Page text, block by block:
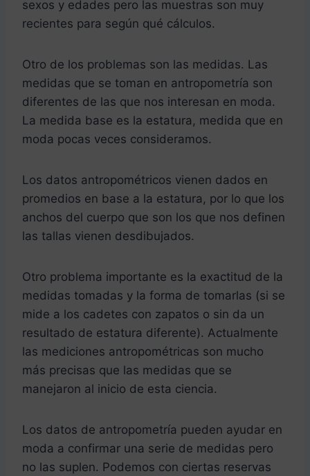
sexos y edades pero las muestras son muy
recientes para según qué cálculos.
Otro de los problemas son las medidas. Las
medidas que se toman en antropometría son
diferentes de las que nos interesan en moda.
La medida base es la estatura, medida que en
moda pocas veces consideramos.
Los datos antropométricos vienen dados en
promedios en base a la estatura, por lo que los
anchos del cuerpo que son los que nos definen
las tallas vienen desdibujados.
Otro problema importante es la exactitud de la
medidas tomadas y la forma de tomarlas (si se
mide a los cadetes con zapatos o sin da un
resultado de estatura diferente). Actualmente
las mediciones antropométricas son mucho
más precisas que las medidas que se
manejaron al inicio de esta ciencia.
Los datos de antropometría pueden ayudar en
moda a confirmar una serie de medidas pero
no las suplen. Podemos con ciertas reservas